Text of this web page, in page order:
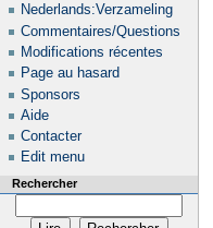
Nederlands:Verzameling
Commentaires/Questions
Modifications récentes
Page au hasard
Sponsors
Aide
Contacter
Edit menu
Rechercher